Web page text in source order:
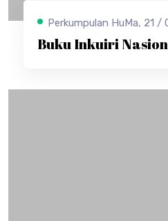
Perkumpulan HuMa, 21 /
Buku Inkuiri